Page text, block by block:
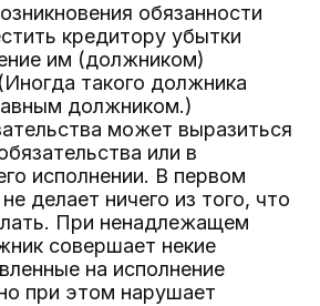
обязанности
кредитору убытки
им (должником)
такого должника
должником.)
может выразиться
или в
исполнении. В первом
делает ничего из того, что
При ненадлежащем
совершает некие
на исполнение
при этом нарушает